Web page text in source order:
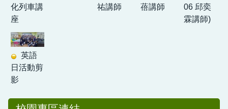
化列車講
座
祐講師
蓓講師
06 邱奕
霖講師)
英語
日活動剪
影